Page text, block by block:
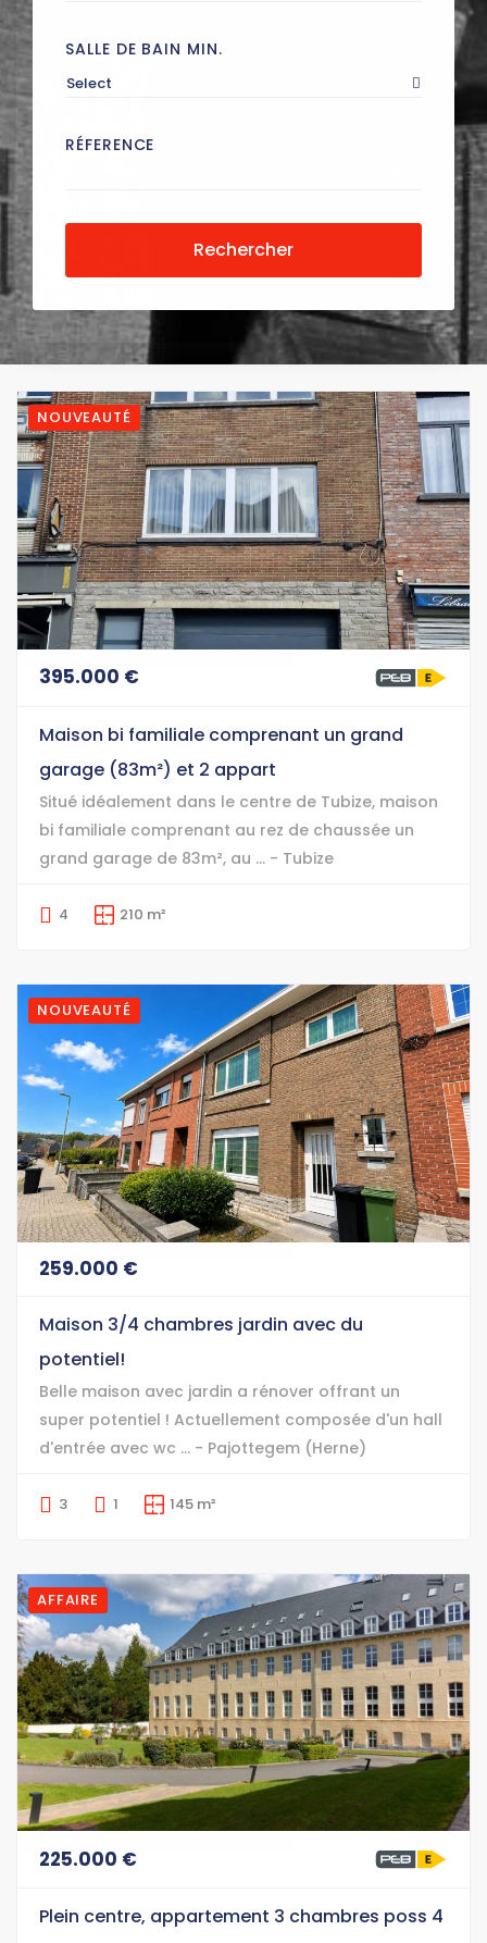
SALLE DE BAIN MIN.
Select
RÉFERENCE
Rechercher
NOUVEAUTÉ
395.000 €
Maison bi familiale comprenant un grand
garage (83m²) et 2 appart
Situé idéalement dans le centre de Tubize, maison
bi familiale comprenant au rez de chaussée un
grand garage de 83m², au ... - Tubize
4 210 m²
NOUVEAUTÉ
259.000 €
Maison 3/4 chambres jardin avec du
potentiel!
Belle maison avec jardin a rénover offrant un
super potentiel ! Actuellement composée d'un hall
d'entrée avec wc ... - Pajottegem (Herne)
3 1 145 m²
AFFAIRE
225.000 €
Plein centre, appartement 3 chambres poss 4